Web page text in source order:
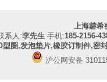
上海赫
系人:李先生 手机:185-2156-
型圈,发泡垫片,橡胶订制件,密
沪公网安备